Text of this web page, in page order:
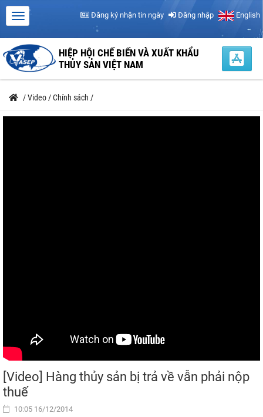
Đăng ký nhận tin ngày Đăng nhập English
HIỆP HỘI CHẾ BIẾN VÀ XUẤT KHẨU
THỦY SẢN VIỆT NAM
/Video /Chính sách /
[Video] Hàng thủy sản bị trả về vẫn phải nộp
thuế
10:05 16/12/2014